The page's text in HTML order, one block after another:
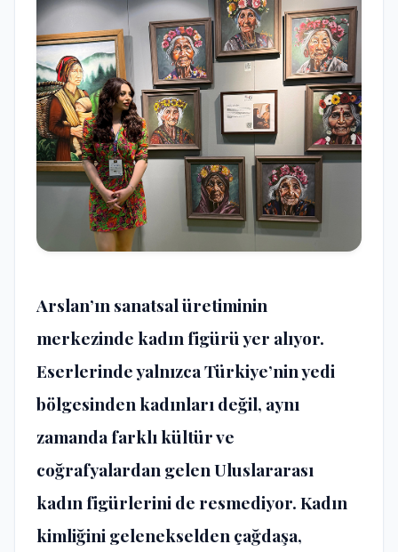
Arslan’ın sanatsal üretiminin
merkezinde kadın figürü yer alıyor.
Eserlerinde yalnızca Türkiye’nin yedi
bölgesinden kadınları değil, aynı
zamanda farklı kültür ve
coğrafyalardan gelen Uluslararası
kadın figürlerini de resmediyor. Kadın
kimliğini gelenekselden çağdaşa,